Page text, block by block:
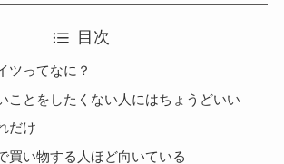
目次
ツってなに？
ことをしたくない人にはちょうどいい
だけ
買い物する人ほど向いている